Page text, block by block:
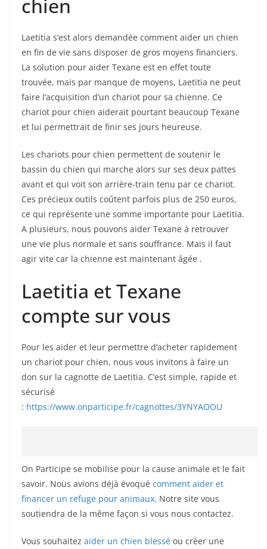
chien
Laetitia s’est alors demandée comment aider un chien
en fin de vie sans disposer de gros moyens financiers.
La solution pour aider Texane est en effet toute
trouvée, mais par manque de moyens, Laetitia ne peut
faire l’acquisition d’un chariot pour sa chienne. Ce
chariot pour chien aiderait pourtant beaucoup Texane
et lui permettrait de finir ses jours heureuse.
Les chariots pour chien permettent de soutenir le
bassin du chien qui marche alors sur ses deux pattes
avant et qui voit son arrière-train tenu par ce chariot.
Ces précieux outils coûtent parfois plus de 250 euros,
ce qui représente une somme importante pour Laetitia.
A plusieurs, nous pouvons aider Texane à retrouver
une vie plus normale et sans souffrance. Mais il faut
agir vite car la chienne est maintenant âgée .
Laetitia et Texane
compte sur vous
Pour les aider et leur permettre d’acheter rapidement
un chariot pour chien, nous vous invitons à faire un
don sur la cagnotte de Laetitia. C’est simple, rapide et
sécurisé
: https://www.onparticipe.fr/cagnottes/3YNYAOOU
On Participe se mobilise pour la cause animale et le fait
savoir. Nous avions déjà évoqué comment aider et
financer un refuge pour animaux. Notre site vous
soutiendra de la même façon si vous nous contactez.
Vous souhaitez aider un chien blessé ou créer une